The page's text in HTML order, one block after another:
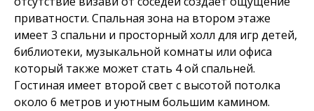
приватности. Спальная зона на втором этаже
имеет 3 спальни и просторный холл для игр детей,
библиотеки, музыкальной комнаты или офиса
который также может стать 4 ой спальней.
Гостиная имеет второй свет с высотой потолка
около 6 метров и уютным большим камином.